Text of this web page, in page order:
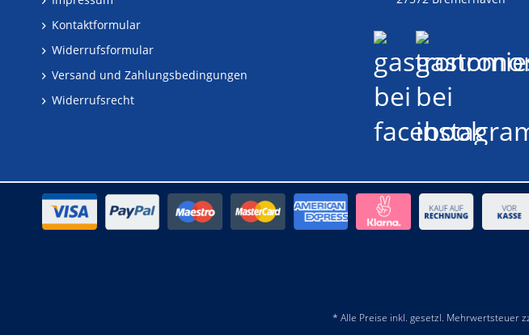
Kontaktformular
Widerrufsformular
Versand und Zahlungsbedingungen
Widerrufsrecht
* Alle Preise inkl. gesetzl. Mehrwertsteuer